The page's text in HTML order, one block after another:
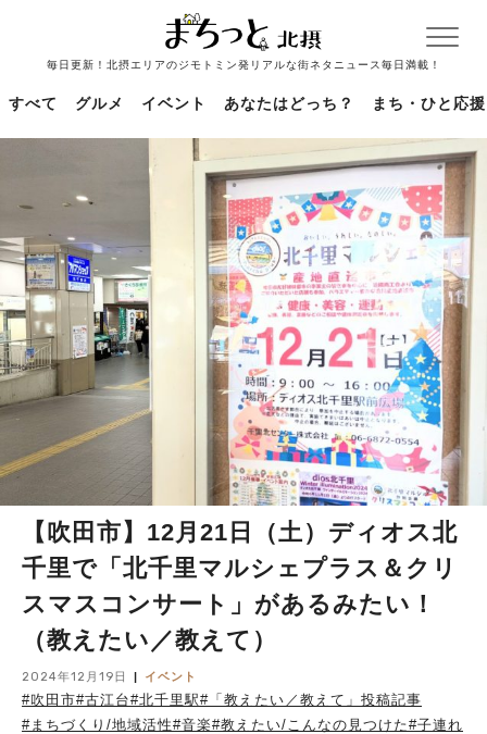
毎日更新！北摂エリアのジモトミン発リアルな街ネタニュース毎日満載！
すべて グルメ イベント あなたはどっち？ まち・ひと応援
【吹田市】12月21日（土）ディオス北
千里で「北千里マルシェプラス＆クリ
スマスコンサート」があるみたい！
（教えたい／教えて）
2024年12月19日 イベント
#吹田市#古江台#北千里駅#「教えたい／教えて」投稿記事
#まちづくり/地域活性#音楽#教えたい/こんなの見つけた#子連れ